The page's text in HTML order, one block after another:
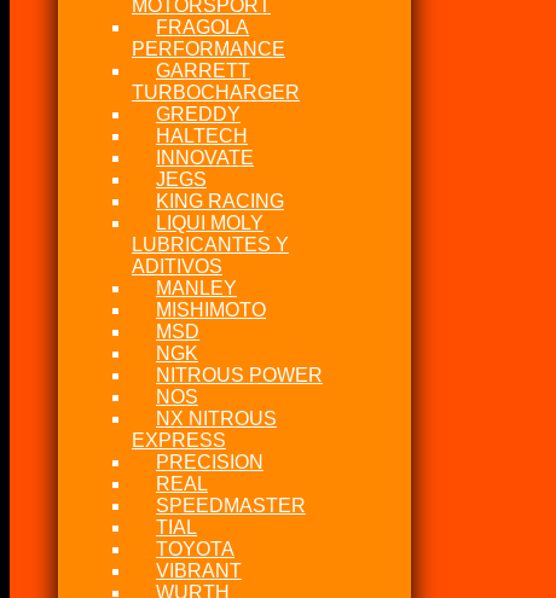
MOTORSPORT
FRAGOLA
PERFORMANCE
GARRETT
TURBOCHARGER
GREDDY
HALTECH
INNOVATE
JEGS
KING RACING
LIQUI MOLY
LUBRICANTES Y
ADITIVOS
MANLEY
MISHIMOTO
MSD
NGK
NITROUS POWER
NOS
NX NITROUS
EXPRESS
PRECISION
REAL
SPEEDMASTER
TIAL
TOYOTA
VIBRANT
WURTH